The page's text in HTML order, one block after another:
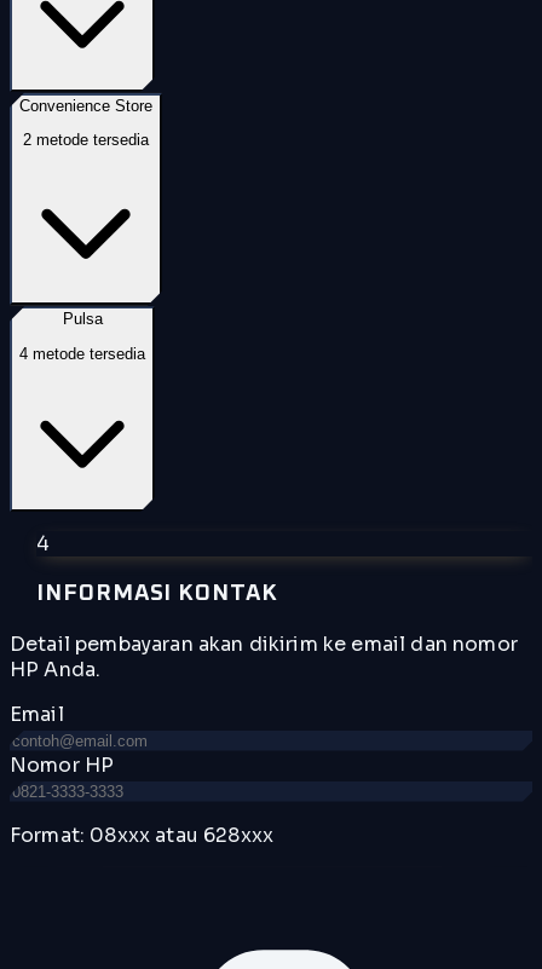
Convenience Store
2 metode tersedia
Pulsa
4 metode tersedia
4
INFORMASI KONTAK
Detail pembayaran akan dikirim ke email dan nomor
HP Anda.
Email
Nomor HP
Format: 08xxx atau 628xxx